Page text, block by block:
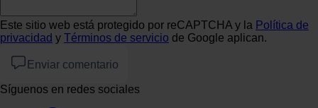
Este sitio web está protegido por reCAPTCHA y la Política de
privacidad y Términos de servicio de Google aplican.
Enviar comentario
Síguenos en redes sociales